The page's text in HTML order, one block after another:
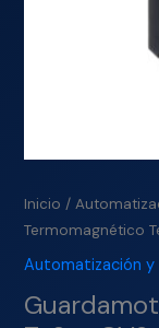
Inicio /
Termomagnético
Automatización